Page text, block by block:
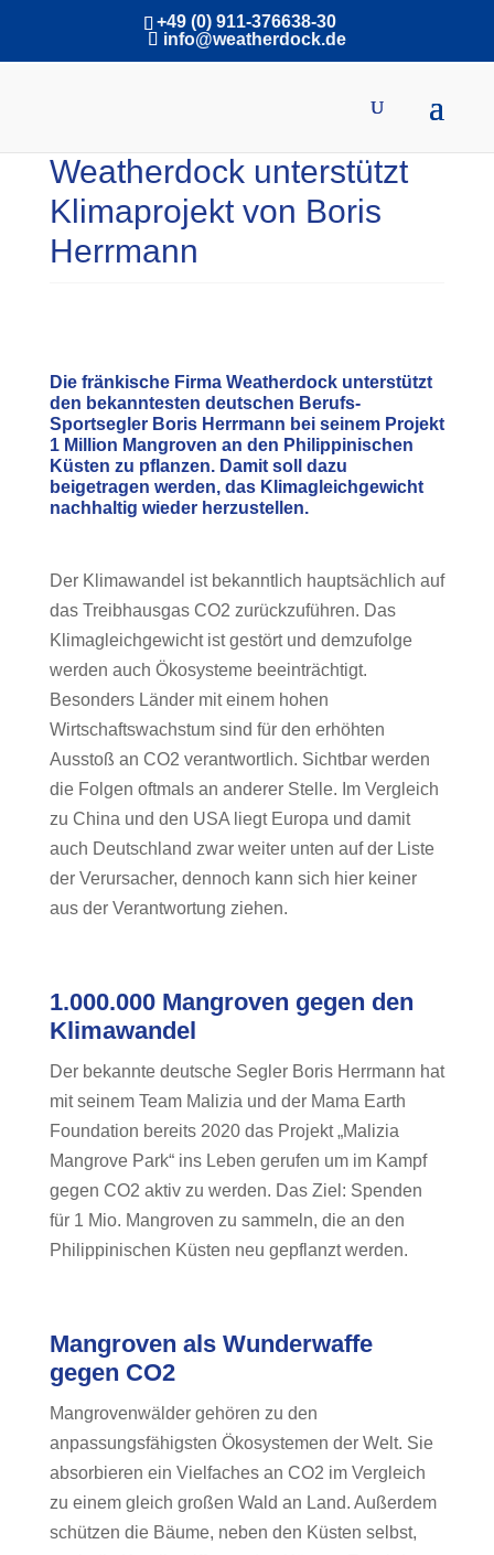
+49 (0) 911-376638-30
info@weatherdock.de
Weatherdock unterstützt
Klimaprojekt von Boris
Herrmann
Die fränkische Firma Weatherdock unterstützt
den bekanntesten deutschen Berufs-
Sportsegler Boris Herrmann bei seinem Projekt
1 Million Mangroven an den Philippinischen
Küsten zu pflanzen. Damit soll dazu
beigetragen werden, das Klimagleichgewicht
nachhaltig wieder herzustellen.
Der Klimawandel ist bekanntlich hauptsächlich auf
das Treibhausgas CO2 zurückzuführen. Das
Klimagleichgewicht ist gestört und demzufolge
werden auch Ökosysteme beeinträchtigt.
Besonders Länder mit einem hohen
Wirtschaftswachstum sind für den erhöhten
Ausstoß an CO2 verantwortlich. Sichtbar werden
die Folgen oftmals an anderer Stelle. Im Vergleich
zu China und den USA liegt Europa und damit
auch Deutschland zwar weiter unten auf der Liste
der Verursacher, dennoch kann sich hier keiner
aus der Verantwortung ziehen.
1.000.000 Mangroven gegen den
Klimawandel
Der bekannte deutsche Segler Boris Herrmann hat
mit seinem Team Malizia und der Mama Earth
Foundation bereits 2020 das Projekt „Malizia
Mangrove Park“ ins Leben gerufen um im Kampf
gegen CO2 aktiv zu werden. Das Ziel: Spenden
für 1 Mio. Mangroven zu sammeln, die an den
Philippinischen Küsten neu gepflanzt werden.
Mangroven als Wunderwaffe
gegen CO2
Mangrovenwälder gehören zu den
anpassungsfähigsten Ökosystemen der Welt. Sie
absorbieren ein Vielfaches an CO2 im Vergleich
zu einem gleich großen Wald an Land. Außerdem
schützen die Bäume, neben den Küsten selbst,